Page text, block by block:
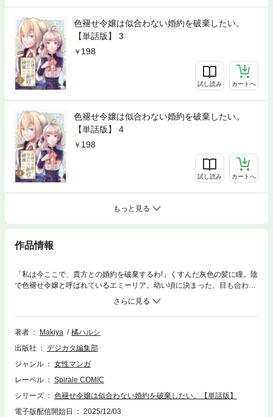
色褪せ令嬢は似合わない婚約を破棄したい。
【単話版】 3
198
試し読み カートへ
色褪せ令嬢は似合わない婚約を破棄したい。
【単話版】 4
198
試し読み カートへ
もっと見る
作品情報
「私は今ここで、貴方との婚約を破棄するわ!」くすんだ灰色の髪に瞳。陰
で色褪せ令嬢と呼ばれているエミーリア。幼い頃に決まった、目も合わせ
てくれない王子・リーンハルトとの不釣り合いな婚約破棄するべく、今日
も奮闘中！でも、王子は私の事が嫌いなはずなのに、中々了承してくれな
いし…話そうとすると逃げられる…!!どうしてなの?!明日こそはあなたの秘
密を探り出してやるんだから！
著者 Makiya
橘ハルシ
出版社
デジカタ編集部
ジャンル
女性マンガ
レーベル
Spirale COMIC
シリーズ
色褪せ令嬢は似合わない婚約を破棄したい。【単話版】
電子版配信開始日
2025/12/03